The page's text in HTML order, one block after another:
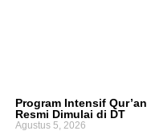
Program Intensif Qur’an
Resmi Dimulai di DT
Agustus 5, 2026